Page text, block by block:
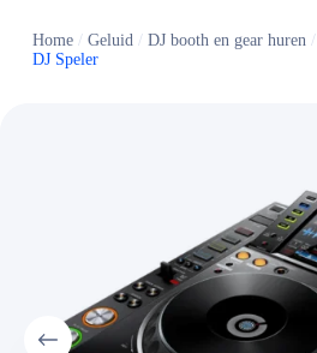
Home/ Geluid/ DJ booth en gear huren/
DJ Speler